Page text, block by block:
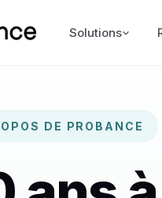
Solutions
DE PROBANCE